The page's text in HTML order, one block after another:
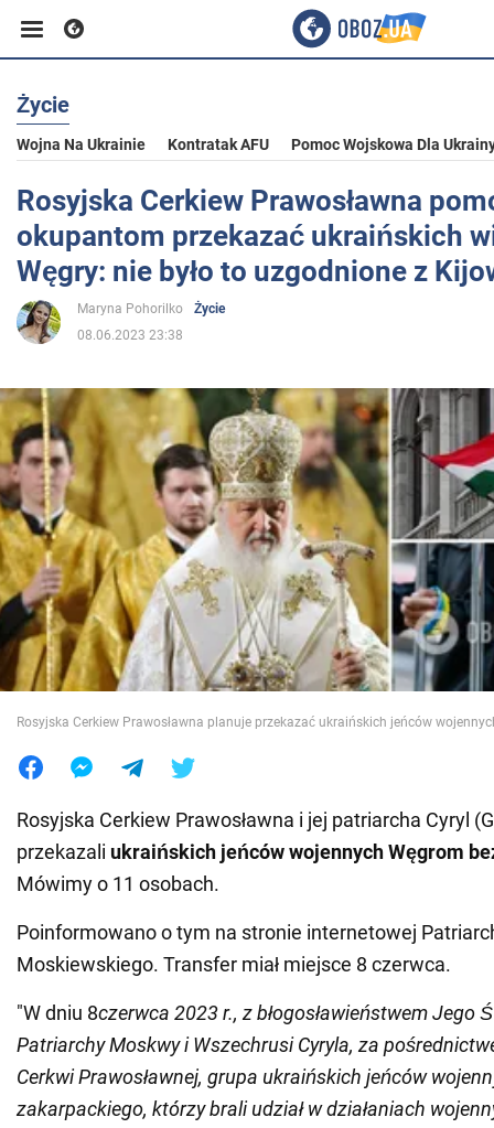
Biznes
Sport
Rozrywka
Życie
Polityka
Społeczeństwo
Wojna na Ukrainie
Świat
Jedzenie
Życie
Wojna Na Ukrainie Kontratak AFU Pomoc Wojskowa Dla
Rosyjska Cerkiew Prawosławna
okupantom przekazać ukraińskich
Węgry: nie było to uzgodnione z
Maryna Pohorilko
Życie
08.06.2023 23:38
Rosyjska Cerkiew Prawosławna planuje przekazać ukraińskich jeńców
Rosyjska Cerkiew Prawosławna i jej patriarcha Cyryl
przekazali ukraińskich jeńców wojennych Węgrom
Mówimy o 11 osobach.
Poinformowano o tym na stronie internetowej
Moskiewskiego. Transfer miał miejsce 8 czerwca.
"W dniu 8czerwca 2023 r., z błogosławieństwem Jego
Patriarchy Moskwy i Wszechrusi Cyryla, za
Cerkwi Prawosławnej, grupa ukraińskich jeńców
zakarpackiego, którzy brali udział w działaniach